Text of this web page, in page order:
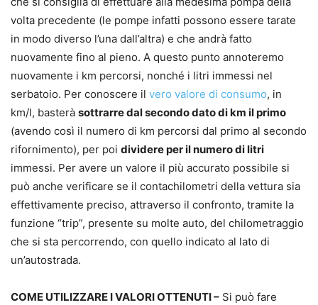
volta precedente (le pompe infatti possono essere tarate
in modo diverso l’una dall’altra) e che andrà fatto
nuovamente fino al pieno. A questo punto annoteremo
nuovamente i km percorsi, nonché i litri immessi nel
serbatoio. Per conoscere il vero valore di consumo, in
km/l, basterà sottrarre dal secondo dato di km il primo
(avendo così il numero di km percorsi dal primo al secondo
rifornimento), per poi dividere per il numero di litri
immessi. Per avere un valore il più accurato possibile si
può anche verificare se il contachilometri della vettura sia
effettivamente preciso, attraverso il confronto, tramite la
funzione “trip”, presente su molte auto, del chilometraggio
che si sta percorrendo, con quello indicato al lato di
un’autostrada.
COME UTILIZZARE I VALORI OTTENUTI – Si può fare